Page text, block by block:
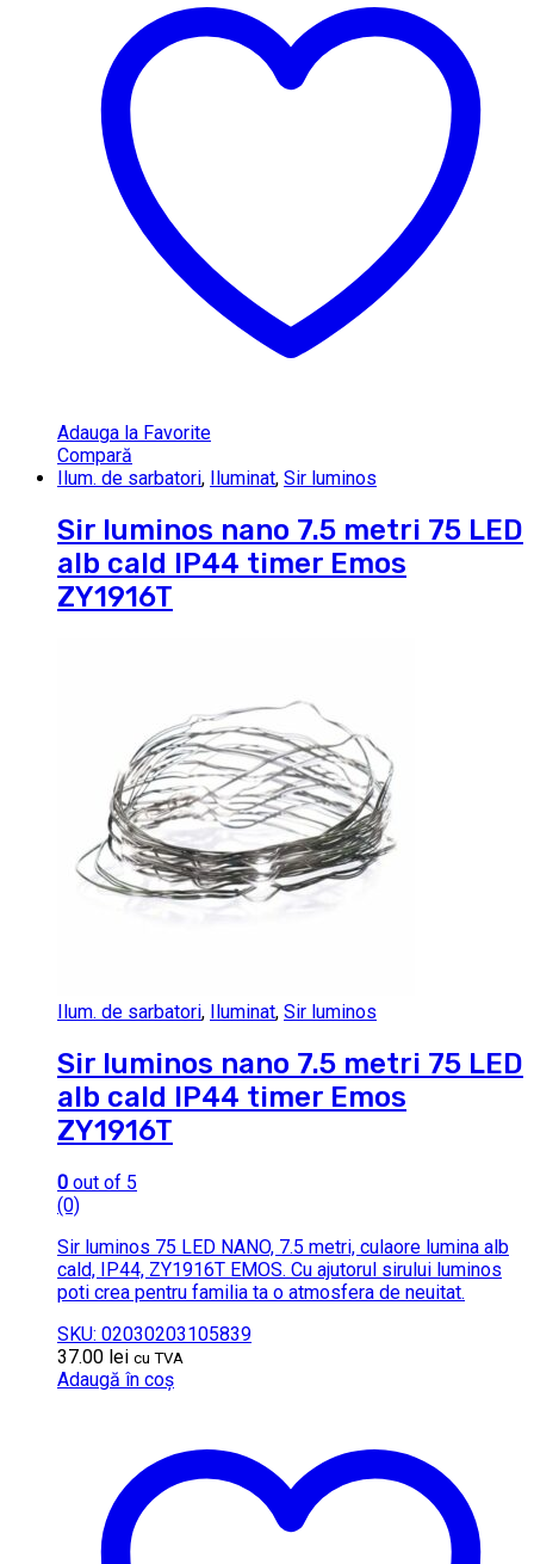
Adauga la Favorite
Compară
Ilum. de sarbatori, Iluminat, Sir luminos
Sir luminos nano 7.5 metri 75 LED
alb cald IP44 timer Emos
ZY1916T
Ilum. de sarbatori, Iluminat, Sir luminos
Sir luminos nano 7.5 metri 75 LED
alb cald IP44 timer Emos
ZY1916T
0 out of 5
(0)
Sir luminos 75 LED NANO, 7.5 metri, culaore lumina alb
cald, IP44, ZY1916T EMOS. Cu ajutorul sirului luminos
poti crea pentru familia ta o atmosfera de neuitat.
SKU: 02030203105839
37.00 lei cu TVA
Adaugă în coș